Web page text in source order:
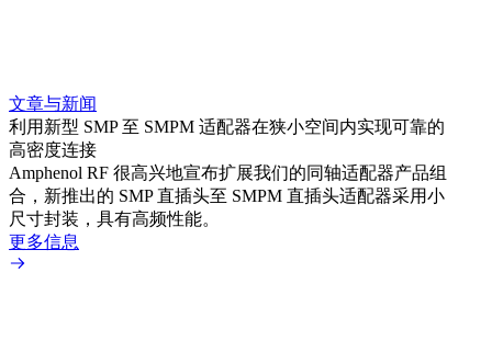
文章与新闻
利用新型 SMP 至 SMPM 适配器在狭小空间内实现可靠的
高密度连接
Amphenol RF 很高兴地宣布扩展我们的同轴适配器产品组
合，新推出的 SMP 直插头至 SMPM 直插头适配器采用小
尺寸封装，具有高频性能。
更多信息